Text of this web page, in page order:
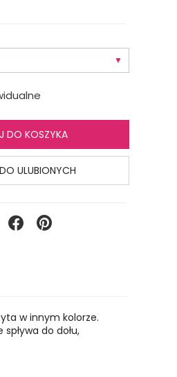
DO KOSZYKA
ULUBIONYCH
w innym kolorze.
do dołu,